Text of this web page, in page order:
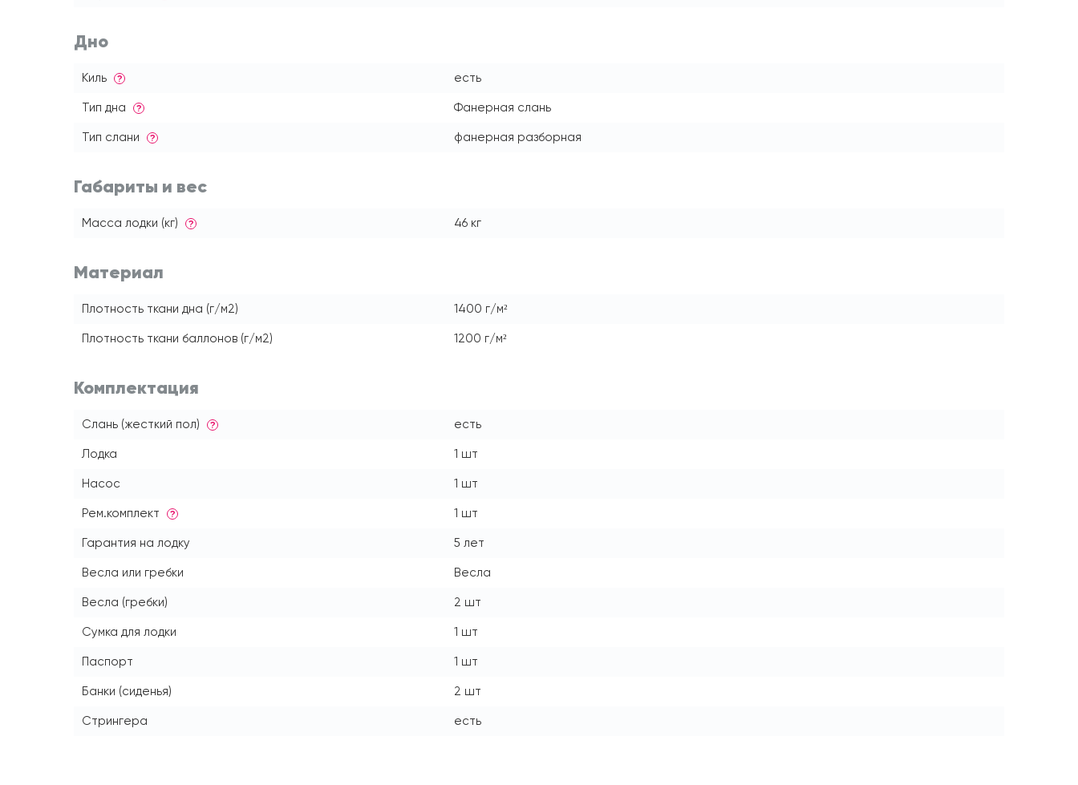
Дно
Киль ? есть
Тип дна ? Фанерная слань
Тип слани ? фанерная разборная
Габариты и вес
Масса лодки (кг) ? 46 кг
Материал
Плотность ткани дна (г/м2) 1400 г/м²
Плотность ткани баллонов (г/м2) 1200 г/м²
Комплектация
Слань (жесткий пол) ? есть
Лодка 1 шт
Насос 1 шт
Рем.комплект ? 1 шт
Гарантия на лодку 5 лет
Весла или гребки Весла
Весла (гребки) 2 шт
Сумка для лодки 1 шт
Паспорт 1 шт
Банки (сиденья) 2 шт
Стрингера есть